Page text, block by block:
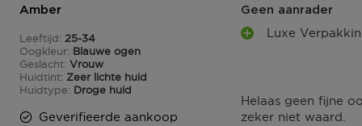
N
E
N
Geen aanrader
Helaas geen fijne
zeker niet waard.
P
P
U
Luxe
Amber
Leeftijd
25 tot 3425-34
Oogkleur Blauwe ogen
Geslacht Vrouw
Huidtint Zeer lichte huid
Huidtype
Droge huid
Geverifieerde aankoop